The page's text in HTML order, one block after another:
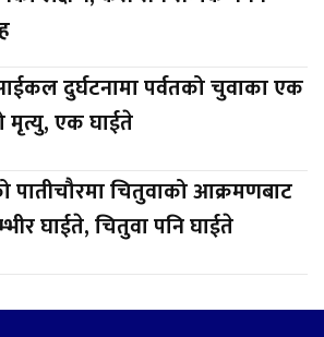
दुर्घटनामा पर्वतको चुवाका एक
मृत्यु, एक घाईते
पातीचौरमा चितुवाको आक्रमणबाट
घाईते, चितुवा पनि घाईते